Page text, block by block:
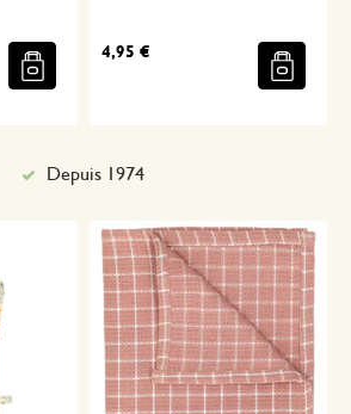
4,95 €
Sélectionné avec soin